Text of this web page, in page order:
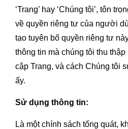
‘Trang’ hay ‘Chúng tôi’, tôn
về quyền riêng tư của người
tạo tuyên bố quyền riêng tư
thông tin mà chúng tôi thu
cập Trang, và cách Chúng tôi
ấy.
Sử dụng thông tin:
Là một chính sách tổng quát,